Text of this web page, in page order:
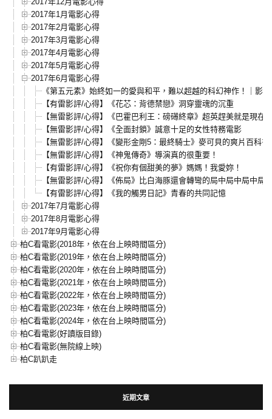
2017年1月電影心得
2017年2月電影心得
2017年3月電影心得
2017年4月電影心得
2017年5月電影心得
2017年6月電影心得
《第五元素》始終如一的愛與和平，難以超越的科幻神作！｜影
【有雷影評/心得】《花芯：背德禁戀》洞穿靈魂的沉重
【無雷影評/心得】《巴霍巴利王：磅礡終章》超英趕美就是現在
【無雷影評/心得】《全面封鎖》誠意十足的女性特務電影
【無雷影評/心得】《變形金剛5：最終騎士》麥可貝的爽片百科書
【無雷影評/心得】《神鬼傳奇》導演真的很重要！
【有雷影評/心得】《祝你有個甜美的夢》媽媽！我愛妳！
【無雷影評/心得】《佈局》比白海豚還會轉彎的局中局中局中局
【有雷影評/心得】《我的觸男日記》青春的共同記憶
2017年7月電影心得
2017年8月電影心得
2017年9月電影心得
柏C看電影(2018年，依在台上映時間區分)
柏C看電影(2019年，依在台上映時間區分)
柏C看電影(2020年，依在台上映時間區分)
柏C看電影(2021年，依在台上映時間區分)
柏C看電影(2022年，依在台上映時間區分)
柏C看電影(2023年，依在台上映時間區分)
柏C看電影(2024年，依在台上映時間區分)
柏C看電影(好讀版目錄)
柏C看電影(無院線上映)
柏C趴趴走
近期文章